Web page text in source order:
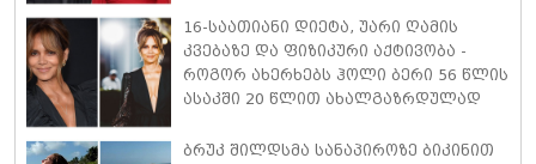
16-საათიანი დიეტა, უარი ღამის
კვებაზე და ფიზიკური აქტივობა -
როგორ ახერხებს ჰოლი ბერი 56 წლის
ასაკში 20 წლით ახალგაზრდულად
ბრუკ შილდსმა სანაპიროზე ბიკინით